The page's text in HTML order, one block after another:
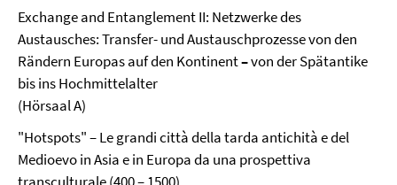
Exchange and Entanglement II: Netzwerke des
Austausches: Transfer- und Austauschprozesse von den
Rändern Europas auf den Kontinent–von der Spätantike
bis ins Hochmittelalter
(Hörsaal A)
"Hotspots" – Le grandi città della tarda antichità e del
Medioevo in Asia e in Europa da una prospettiva
transculturale (400 – 1500)